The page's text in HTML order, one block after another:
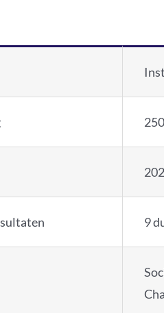
9